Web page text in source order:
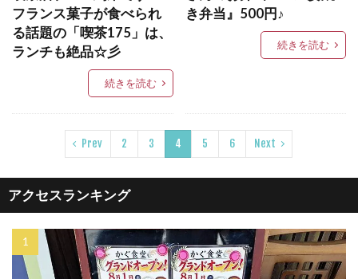
フランス菓子が食べられ
る話題の「喫茶175」は、
ランチも絶品☆彡
続きを読む
き弁当』500円♪
続きを読む
Prev 2 3 4 5 6 Next
アクセスランキング